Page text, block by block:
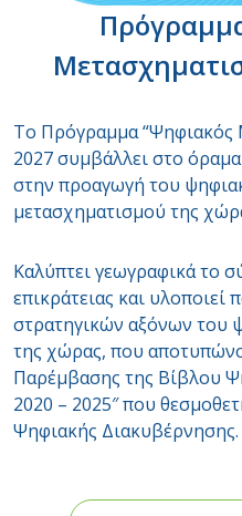
Το Πρόγραμμα “Ψηφιακός
2027 συμβάλλει στο
στην προαγωγή του
μετασχηματισμού της
Καλύπτει γεωγραφικά το
επικράτειας και
στρατηγικών αξόνων του
της χώρας, που
Παρέμβασης της Βίβλου
2020 – 2025″ που
Ψηφιακής Διακυβέρνησης.